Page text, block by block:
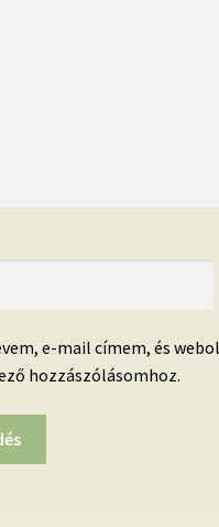
e-mail címem, és
hozzászólásomhoz.